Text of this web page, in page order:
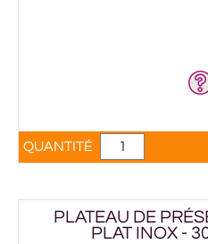
QUANTITÉ
PLATEAU DE
PLAT INOX -